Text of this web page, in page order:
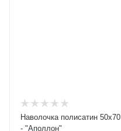
Наволочка полисатин 50х70
- "Аполлон"